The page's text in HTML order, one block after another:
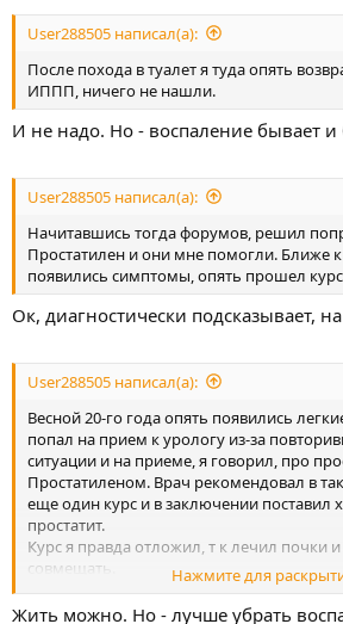
User288505 написал(а):
После похода в туалет я туда опять
ИППП, ничего не нашли.
И не надо. Но - воспаление бывает
User288505 написал(а):
Начитавшись тогда форумов, решил
Простатилен и они мне помогли. Ближе
появились симптомы, опять прошел
Ок, диагностически подсказывает,
User288505 написал(а):
Весной 20-го года опять появились
попал на прием к урологу из-за
ситуации и на приеме, я говорил, про
Простатиленом. Врач рекомендовал в
еще один курс и в заключении поставил
простатит.
Курс я правда отложил, т к лечил почки
совмещать.
Через два месяца я попал на прием к
сделали трузи. Тогда то и выяснилось,
Нажмите для
Жить можно. Но - лучше убрать